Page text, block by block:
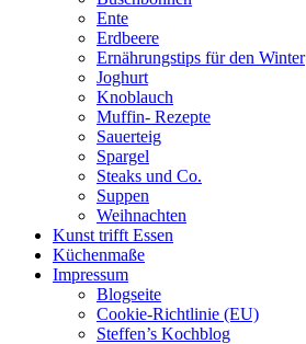
Ente
Erdbeere
Ernährungstips für den Winter
Joghurt
Knoblauch
Muffin- Rezepte
Sauerteig
Spargel
Steaks und Co.
Suppen
Weihnachten
Kunst trifft Essen
Küchenmaße
Impressum
Blogseite
Cookie-Richtlinie (EU)
Steffen’s Kochblog